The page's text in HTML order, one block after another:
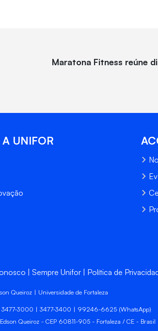
Maratona Fitness reúne
UNIFOR
Sempre Unifor Política de
Queiroz | Universidade de Fortaleza
3477-3000 | 3477-3400 | 99246-6625 (WhatsApp)
Queiroz - CEP 60811-905 - Fortaleza / CE - Brasil